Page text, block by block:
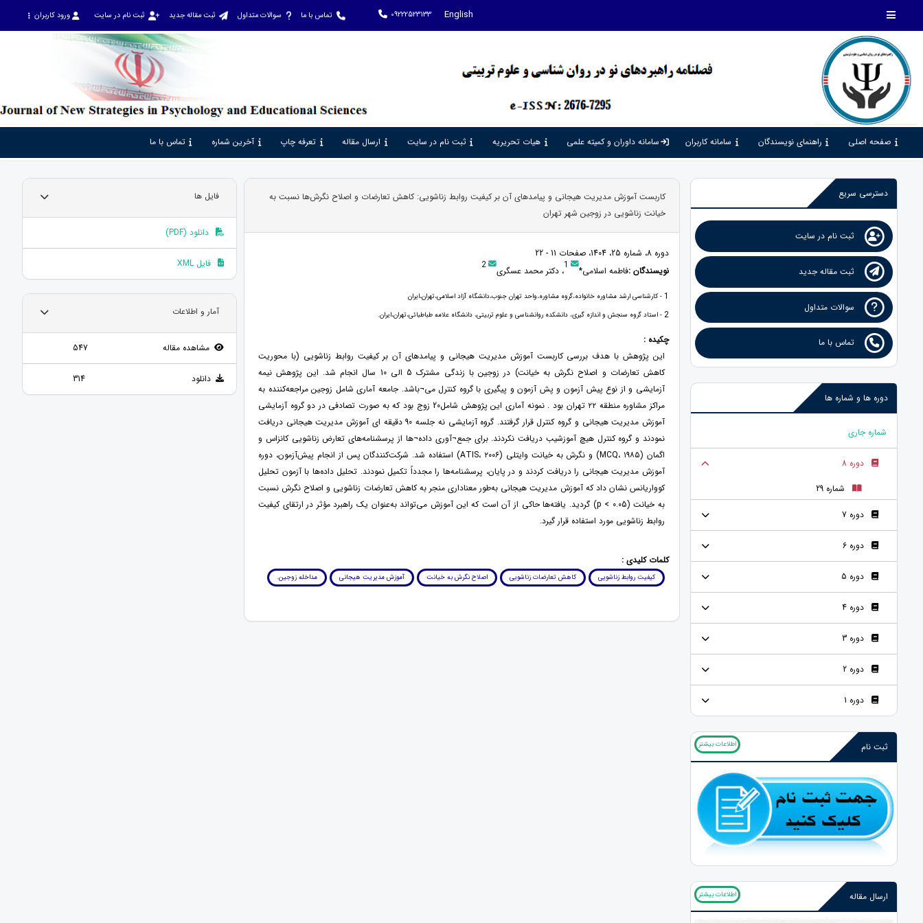
English
09222523133 تماس با ما سوالات متداول ثبت مقاله جدید ثبت نام در سایت ورود کاربران
صفحه اصلی راهنمای نویسندگان سامانه کاربران سامانه داوران و کمیته علمی هیات تحریریه ثبت نام در سایت ارسال مقاله تعرفه چاپ آخرین شماره تماس با ما
دسترسی سریع
ثبت نام در سایت
ثبت مقاله جدید
سوالات متداول
تماس با ما
دوره ها و شماره ها
شماره جاری
دوره 8
شماره 29
دوره 7
دوره 6
دوره 5
دوره 4
دوره 3
دوره 2
دوره 1
ثبت نام اطلاعات بیشتر
ارسال مقاله اطلاعات بیشتر
کاربست آموزش مدیریت هیجانی و پیامدهای آن بر کیفیت روابط زناشویی: کاهش تعارضات و اصلاح نگرش‌ها نسبت به
خیانت زناشویی در زوجین شهر تهران
دوره 8، شماره 25، 1404، صفحات 11 - 22
نویسندگان :فاطمه اسلامی* 1، دکتر محمد عسگری 2
1 - کارشناسی ارشد مشاوره خانواده،گروه مشاوره،واحد تهران جنوب،دانشگاه آزاد اسلامی،تهران،ایران
2 - استاد گروه سنجش و اندازه گیری، دانشکده روانشناسی و علوم تربیتی، دانشگاه علامه طباطبائی،تهران،ایران.
چکیده :
این پژوهش با هدف بررسی کاربست آموزش مدیریت هیجانی و پیامدهای آن بر کیفیت روابط زناشویی (با محوریت
کاهش تعارضات و اصلاح نگرش به خیانت) در زوجین با زندگی مشترک 5 الی 10 سال انجام شد. این پژوهش نیمه
آزمایشی و از نوع پیش آزمون و پش آزمون و پیگیری با گروه کنترل می¬باشد. جامعه آماری شامل زوجین مراجعه‌کننده به
مراکز مشاوره منطقه ۲۲ تهران بود . نمونه آماری این پژوهش شامل20 زوج بود که به صورت تصادفی در دو گروه آزمایشی
آموزش مدیریت هیجانی و گروه کنترل قرار گرفتند. گروه آزمایشی نه جلسه 90 دقیقه ای آموزش مدیریت هیجانی دریافت
نمودند و گروه کنترل هیچ آموزشیب دریافت نکردند. برای جمع¬آوری داده¬ها از پرسشنامه‌های تعارض زناشویی کانزاس و
اگمان (MCQ، ۱۹۸۵) و نگرش به خیانت وایتلی (ATIS، ۲۰۰۶) استفاده شد. شرکت‌کنندگان پس از انجام پیش‌آزمون، دوره
آموزش مدیریت هیجانی را دریافت کردند و در پایان، پرسشنامه‌ها را مجدداً تکمیل نمودند. تحلیل داده‌ها با آزمون تحلیل
کوواریانس نشان داد که آموزش مدیریت هیجانی به‌طور معناداری منجر به کاهش تعارضات زناشویی و اصلاح نگرش نسبت
به خیانت (p < 0.05) گردید. یافته‌ها حاکی از آن است که این آموزش می‌تواند به‌عنوان یک راهبرد مؤثر در ارتقای کیفیت
روابط زناشویی مورد استفاده قرار گیرد.
کلمات کلیدی :
کیفیت روابط زناشویی کاهش تعارضات زناشویی اصلاح نگرش به خیانت آموزش مدیریت هیجانی مداخله زوجین.
فایل ها
دانلود (PDF)
فایل XML
آمار و اطلاعات
مشاهده مقاله 547
دانلود 314